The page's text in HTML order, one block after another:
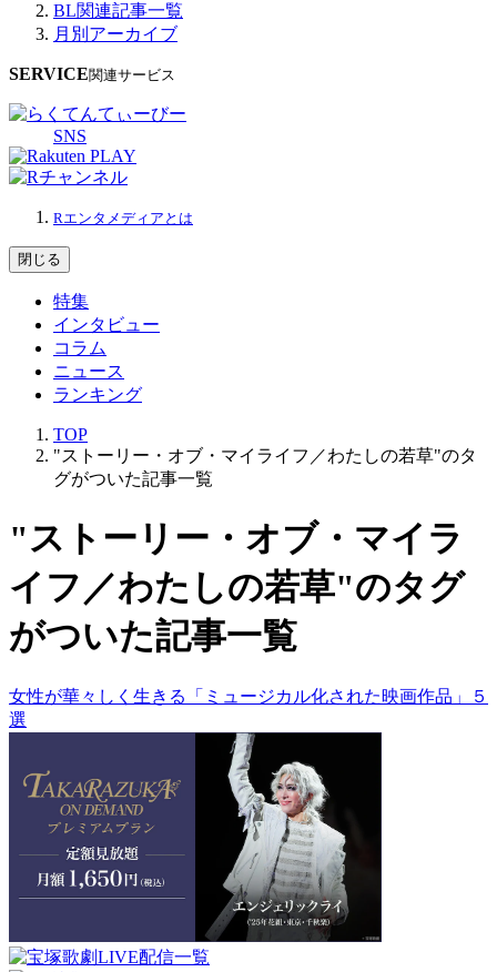
BL関連記事一覧
月別アーカイブ
SERVICE関連サービス
SNS
Rエンタメディアとは
閉じる
特集
インタビュー
コラム
ニュース
ランキング
TOP
"ストーリー・オブ・マイライフ／わたしの若草"のタ
グがついた記事一覧
"ストーリー・オブ・マイラ
イフ／わたしの若草"のタグ
がついた記事一覧
女性が華々しく生きる「ミュージカル化された映画作品」５
選